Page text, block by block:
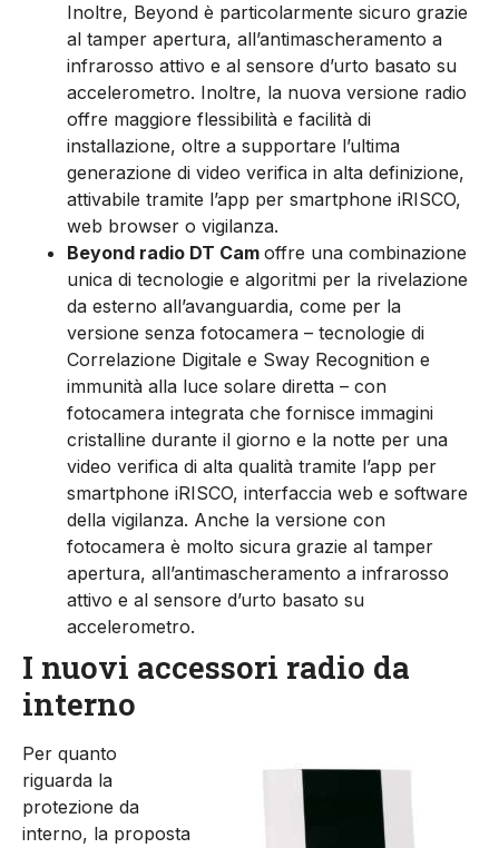
Inoltre, Beyond è particolarmente sicuro grazie
al tamper apertura, all’antimascheramento a
infrarosso attivo e al sensore d’urto basato su
accelerometro. Inoltre, la nuova versione radio
offre maggiore flessibilità e facilità di
installazione, oltre a supportare l’ultima
generazione di video verifica in alta definizione,
attivabile tramite l’app per smartphone iRISCO,
web browser o vigilanza.
Beyond radio DT Cam offre una combinazione
unica di tecnologie e algoritmi per la rivelazione
da esterno all’avanguardia, come per la
versione senza fotocamera – tecnologie di
Correlazione Digitale e Sway Recognition e
immunità alla luce solare diretta – con
fotocamera integrata che fornisce immagini
cristalline durante il giorno e la notte per una
video verifica di alta qualità tramite l’app per
smartphone iRISCO, interfaccia web e software
della vigilanza. Anche la versione con
fotocamera è molto sicura grazie al tamper
apertura, all’antimascheramento a infrarosso
attivo e al sensore d’urto basato su
accelerometro.
I nuovi accessori radio da
interno
Per quanto
riguarda la
protezione da
interno, la proposta